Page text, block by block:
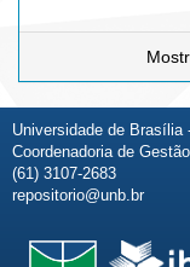
Universidade de Brasília
Coordenadoria de
(61) 3107-2683
repositorio@unb.br